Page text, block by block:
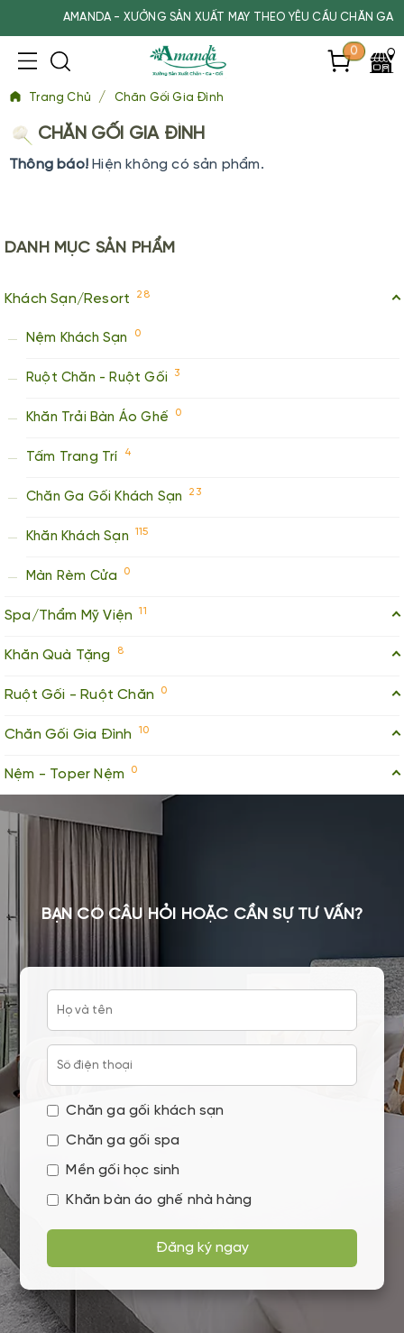
AMANDA - XƯỞNG SẢN XUẤT MAY THEO YÊU CẦU CHĂN GA
0
Trang Chủ / Chăn Gối Gia Đình
DANH MỤC SẢN PHẨM
Khách Sạn/Resort 28
Nệm Khách Sạn 0
Ruột Chăn - Ruột Gối 3
Khăn Trải Bàn Áo Ghế 0
Tấm Trang Trí 4
Chăn Ga Gối Khách Sạn 23
Khăn Khách Sạn 115
Màn Rèm Cửa 0
Spa/Thẩm Mỹ Viện 11
Khăn Quà Tặng 8
Ruột Gối - Ruột Chăn 0
Chăn Gối Gia Đình 10
Nệm - Toper Nệm 0
CHĂN GỐI GIA ĐÌNH
Thông báo! Hiện không có sản phẩm.
BẠN CÓ CÂU HỎI HOẶC CẦN SỰ TƯ VẤN?
Chăn ga gối khách sạn
Chăn ga gối spa
Mền gối học sinh
Khăn bàn áo ghế nhà hàng
Đăng ký ngay